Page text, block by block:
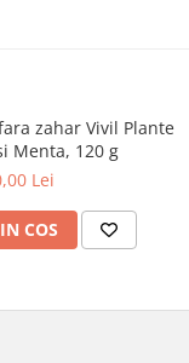
zahar Vivil Plante
Menta, 120 g
Lei
COS